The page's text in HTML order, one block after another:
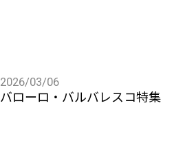
2026/03/06
バローロ・バルバレスコ特集